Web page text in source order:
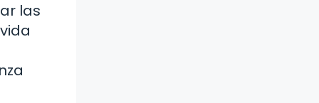
las